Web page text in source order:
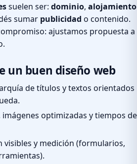
suelen ser: dominio, alojamiento
sumar publicidad o contenido.
ajustamos propuesta a
un buen diseño web
de títulos y textos orientados
optimizadas y tiempos de
visibles y medición (formularios,